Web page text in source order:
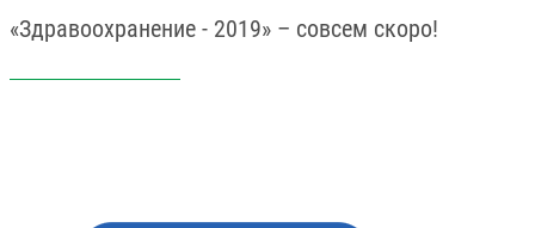
«Здравоохранение - 2019» – совсем скоро!